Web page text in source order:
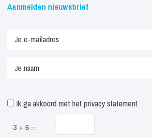
Aanmelden nieuwsbrief
Ik ga akkoord met het privacy statement
3 + 6 =